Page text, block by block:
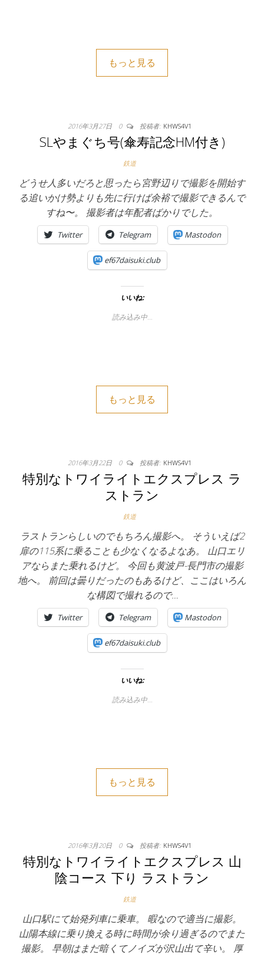
もっと見る
2016年3月27日 0 投稿者: KHWS4V1
SLやまぐち号(傘寿記念HM付き)
鉄道
どうせ人多いだろと思ったら宮野辺りで撮影を開始す
る追いかけ勢よりも先に行けば余裕で撮影できるんで
すね〜。 撮影者は年配者ばかりでした。
Twitter Telegram Mastodon
ef67daisuki.club
いいね:
読み込み中…
もっと見る
2016年3月22日 0 投稿者: KHWS4V1
特別なトワイライトエクスプレス ラ
ストラン
鉄道
ラストランらしいのでもちろん撮影へ。 そういえば2
扉の115系に乗ることも少なくなるよなあ。 山口エリ
アならまた乗れるけど。 今回も黄波戸-長門市の撮影
地へ。 前回は曇りだったのもあるけど、ここはいろん
な構図で撮れるので…
Twitter Telegram Mastodon
ef67daisuki.club
いいね:
読み込み中…
もっと見る
2016年3月20日 0 投稿者: KHWS4V1
特別なトワイライトエクスプレス 山
陰コース 下り ラストラン
鉄道
山口駅にて始発列車に乗車。 暇なので適当に撮影。
山陽本線に乗り換える時に時間が余り過ぎるのでまた
撮影。 早朝はまだ暗くてノイズが沢山出て辛い。 厚